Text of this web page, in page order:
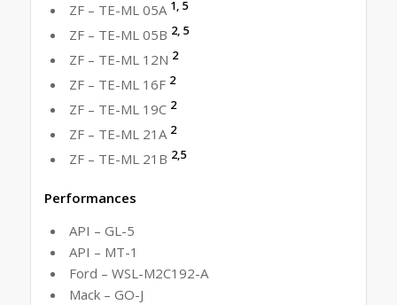
ZF – TE-ML 05A 1, 5
ZF – TE-ML 05B 2, 5
ZF – TE-ML 12N 2
ZF – TE-ML 16F 2
ZF – TE-ML 19C 2
ZF – TE-ML 21A 2
ZF – TE-ML 21B 2,5
Performances
API – GL-5
API – MT-1
Ford – WSL-M2C192-A
Mack – GO-J